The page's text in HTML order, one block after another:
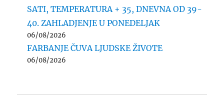
SATI, TEMPERATURA + 35, DNEVNA OD 39-
40. ZAHLADJENJE U PONEDELJAK
06/08/2026
FARBANJE ČUVA LJUDSKE ŽIVOTE
06/08/2026